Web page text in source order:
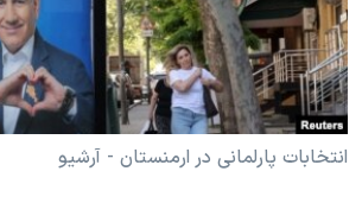
فرهنگ و زندگی
حقوق شهروندی
اقتصادی
علم و فناوری
مستندها
انتخابات ریاست جمهوری آمریکا ۲۰۲۴
حمله جمهوری اسلامی به اسرائیل
رمز مهسا
دنبال کنید
انتخابات پارلمانی در ارمنستان - آرشیو